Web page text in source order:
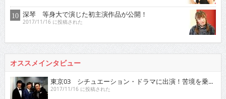
深琴 等身大で演じた初主演作品が公開！
2017/11/16 に投稿された
オススメインタビュー
東京03 シチュエーション・ドラマに出演！苦境を乗...
2017/11/16 に投稿された